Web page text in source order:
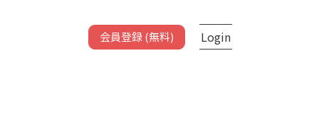
会員登録 (無料) Login